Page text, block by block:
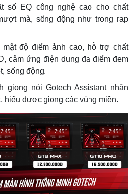
số EQ công nghệ cao cho chất
mà, sống động như trong rap
mật độ điểm ảnh cao, hỗ trợ chất
cảm ứng điện dung đa điểm đem
sống động.
giọng nói Gotech Assistant nhận
hiểu được giọng các vùng miền.